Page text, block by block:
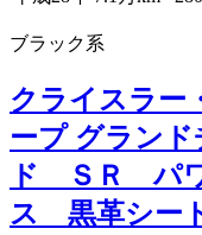
ブラック系
クライスラー
ープ グラン
ド ＳＲ パ
ス 黒革シー